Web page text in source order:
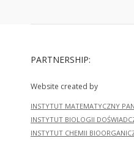
PARTNERSHIP:
Website created by
INSTYTUT MATEMATYCZNY PAN
INSTYTUT BIOLOGII
INSTYTUT CHEMII